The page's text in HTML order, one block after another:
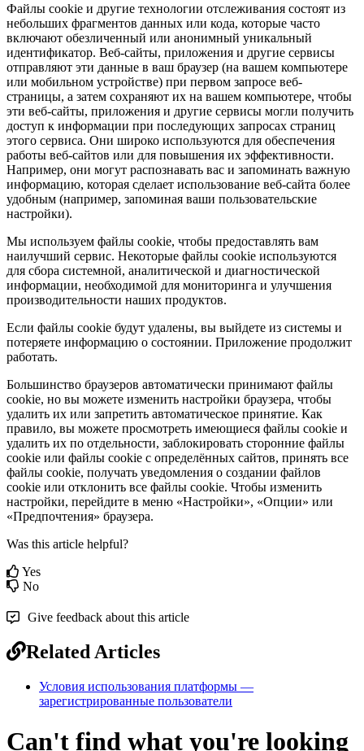
Файлы cookie и другие технологии отслеживания состоят из
небольших фрагментов данных или кода, которые часто
включают обезличенный или анонимный уникальный
идентификатор. Веб-сайты, приложения и другие сервисы
отправляют эти данные в ваш браузер (на вашем компьютере
или мобильном устройстве) при первом запросе веб-
страницы, а затем сохраняют их на вашем компьютере, чтобы
эти веб-сайты, приложения и другие сервисы могли получить
доступ к информации при последующих запросах страниц
этого сервиса. Они широко используются для обеспечения
работы веб-сайтов или для повышения их эффективности.
Например, они могут распознавать вас и запоминать важную
информацию, которая сделает использование веб-сайта более
удобным (например, запоминая ваши пользовательские
настройки).
Мы используем файлы cookie, чтобы предоставлять вам
наилучший сервис. Некоторые файлы cookie используются
для сбора системной, аналитической и диагностической
информации, необходимой для мониторинга и улучшения
производительности наших продуктов.
Если файлы cookie будут удалены, вы выйдете из системы и
потеряете информацию о состоянии. Приложение продолжит
работать.
Большинство браузеров автоматически принимают файлы
cookie, но вы можете изменить настройки браузера, чтобы
удалить их или запретить автоматическое принятие. Как
правило, вы можете просмотреть имеющиеся файлы cookie и
удалить их по отдельности, заблокировать сторонние файлы
cookie или файлы cookie с определённых сайтов, принять все
файлы cookie, получать уведомления о создании файлов
cookie или отклонить все файлы cookie. Чтобы изменить
настройки, перейдите в меню «Настройки», «Опции» или
«Предпочтения» браузера.
Was this article helpful?
Yes
No
Give feedback about this article
Related Articles
Условия использования платформы —
зарегистрированные пользователи
Can't find what you're looking